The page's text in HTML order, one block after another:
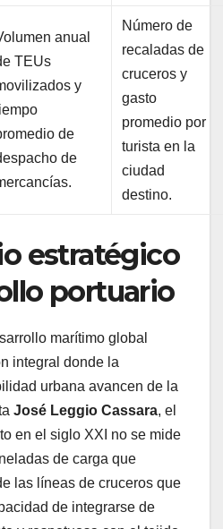
anual
TEUs
y
de
de
Número de
recaladas de
cruceros y
gasto
promedio por
turista en la
ciudad
destino.
estratégico
portuario
marítimo global
integral donde la
urbana avancen de la
José Leggio Cassara, el
en el siglo XXI no se mide
de carga que
las líneas de cruceros que
de integrarse de